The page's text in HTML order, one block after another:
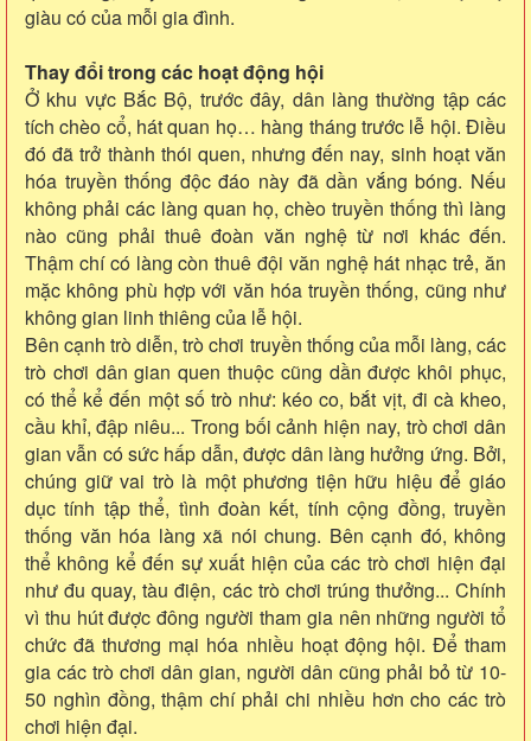
giàu có của mỗi gia đình.
Thay đổi trong các hoạt động hội
Ở khu vực Bắc Bộ, trước đây, dân làng thường tập các
tích chèo cổ, hát quan họ… hàng tháng trước lễ hội. Điều
đó đã trở thành thói quen, nhưng đến nay, sinh hoạt văn
hóa truyền thống độc đáo này đã dần vắng bóng. Nếu
không phải các làng quan họ, chèo truyền thống thì làng
nào cũng phải thuê đoàn văn nghệ từ nơi khác đến.
Thậm chí có làng còn thuê đội văn nghệ hát nhạc trẻ, ăn
mặc không phù hợp với văn hóa truyền thống, cũng như
không gian linh thiêng của lễ hội.
Bên cạnh trò diễn, trò chơi truyền thống của mỗi làng, các
trò chơi dân gian quen thuộc cũng dần được khôi phục,
có thể kể đến một số trò như: kéo co, bắt vịt, đi cà kheo,
cầu khỉ, đập niêu... Trong bối cảnh hiện nay, trò chơi dân
gian vẫn có sức hấp dẫn, được dân làng hưởng ứng. Bởi,
chúng giữ vai trò là một phương tiện hữu hiệu để giáo
dục tính tập thể, tình đoàn kết, tính cộng đồng, truyền
thống văn hóa làng xã nói chung. Bên cạnh đó, không
thể không kể đến sự xuất hiện của các trò chơi hiện đại
như đu quay, tàu điện, các trò chơi trúng thưởng... Chính
vì thu hút được đông người tham gia nên những người tổ
chức đã thương mại hóa nhiều hoạt động hội. Để tham
gia các trò chơi dân gian, người dân cũng phải bỏ từ 10-
50 nghìn đồng, thậm chí phải chi nhiều hơn cho các trò
chơi hiện đại.